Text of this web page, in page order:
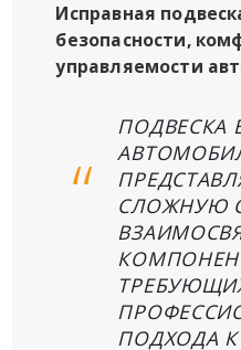
Исправная
безопасности,
управляемости
ПОДВЕСКА
СЛОЖНУЮ
ПОДХОДА К